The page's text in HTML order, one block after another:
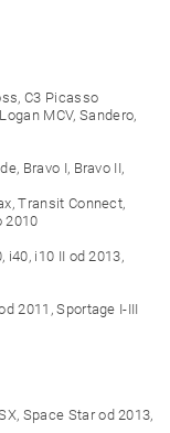
C3 Picasso
MCV, Sandero,
Bravo I, Bravo II,
Transit Connect,
2010
i40, i10 II od 2013,
2011, Sportage I-III
Space Star od 2013,